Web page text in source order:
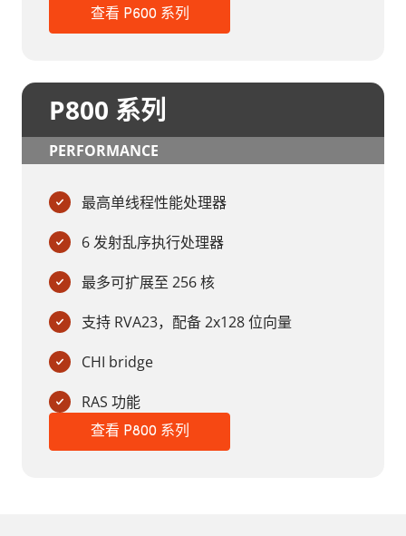
查看 P600 系列
P800 系列
PERFORMANCE
最高单线程性能处理器
6 发射乱序执行处理器
最多可扩展至 256 核
支持 RVA23，配备 2x128 位向量
CHI bridge
RAS 功能
查看 P800 系列